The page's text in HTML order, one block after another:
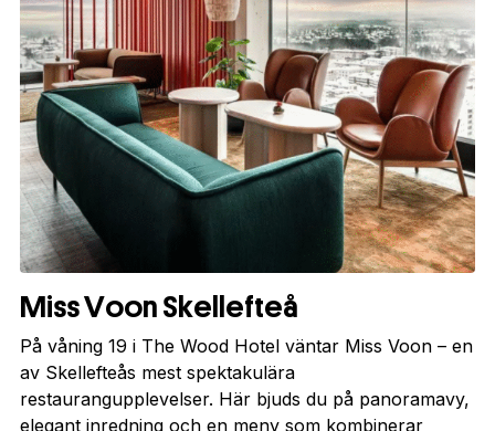
Miss Voon Skellefteå
På våning 19 i The Wood Hotel väntar Miss Voon – en
av Skellefteås mest spektakulära
restaurangupplevelser. Här bjuds du på panoramavy,
elegant inredning och en meny som kombinerar